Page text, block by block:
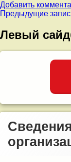
Добавить
Навигация
по
записям
Предыдущие
Левый